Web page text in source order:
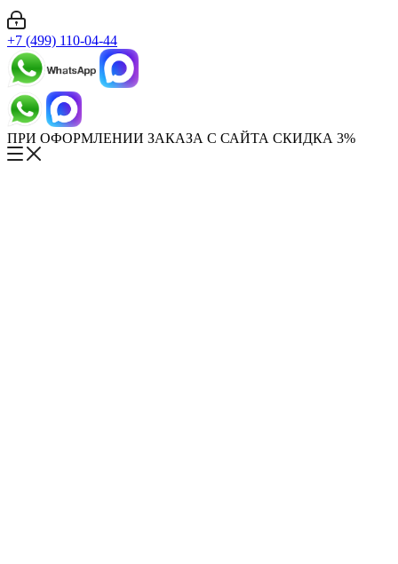
+7 (499) 110-04-44
ПРИ ОФОРМЛЕНИИ ЗАКАЗА С САЙТА СКИДКА 3%